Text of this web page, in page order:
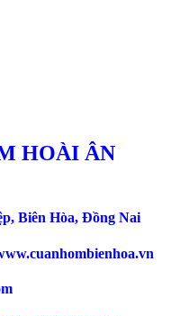
HOÀI ÂN
Biên Hòa, Đồng Nai